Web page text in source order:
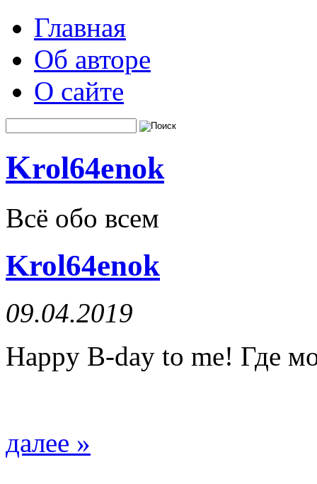
Главная
Об авторе
О сайте
Krol64enok
Всё обо всем
Krol64enok
09.04.2019
Happy B-day to me! Где
далее »